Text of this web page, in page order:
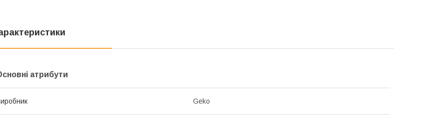
атрибути
Geko